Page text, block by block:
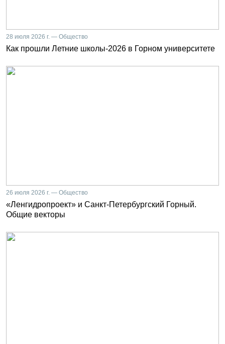
28 июля 2026 г. — Общество
Как прошли Летние школы-2026 в Горном университете
26 июля 2026 г. — Общество
«Ленгидропроект» и Санкт-Петербургский Горный.
Общие векторы